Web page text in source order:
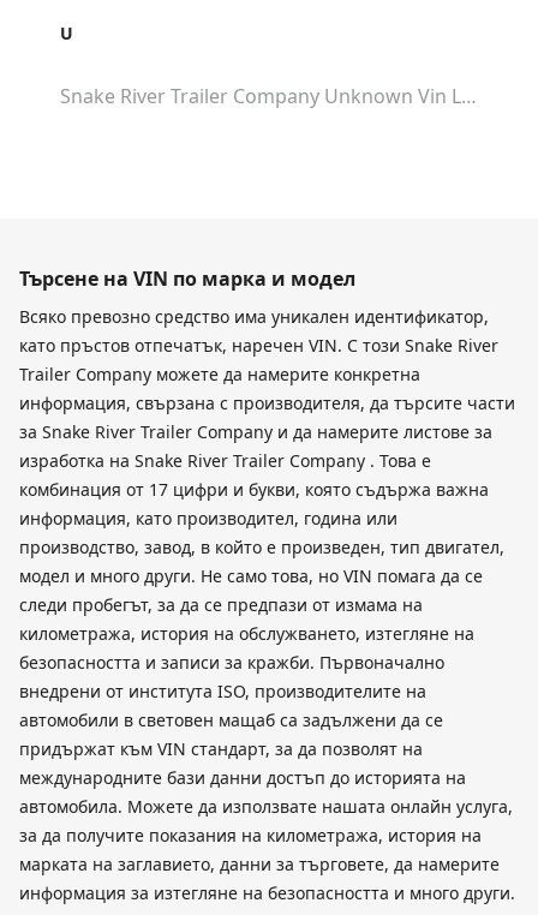
U
Snake River Trailer Company Unknown Vin Lookup
Търсене на VIN по марка и модел
Всяко превозно средство има уникален идентификатор,
като пръстов отпечатък, наречен VIN. С този Snake River
Trailer Company можете да намерите конкретна
информация, свързана с производителя, да търсите части
за Snake River Trailer Company и да намерите листове за
изработка на Snake River Trailer Company . Това е
комбинация от 17 цифри и букви, която съдържа важна
информация, като производител, година или
производство, завод, в който е произведен, тип двигател,
модел и много други. Не само това, но VIN помага да се
следи пробегът, за да се предпази от измама на
километража, история на обслужването, изтегляне на
безопасността и записи за кражби. Първоначално
внедрени от института ISO, производителите на
автомобили в световен мащаб са задължени да се
придържат към VIN стандарт, за да позволят на
международните бази данни достъп до историята на
автомобила. Можете да използвате нашата онлайн услуга,
за да получите показания на километража, история на
марката на заглавието, данни за търговете, да намерите
информация за изтегляне на безопасността и много други.